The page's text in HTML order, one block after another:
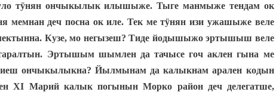
тӱнян ончыкылык илышыже. Тыге манмыже тендам ок
мемнан деч посна ок иле. Тек ме тӱнян изи ужашыже веле
Кузе, мо негызеш? Тиде йодышыжо эртышыш веле
Эртышым шымлен да тачысе гоч аклен гына ме
ончыкылыкна? Йылмынам да калыкнам арален кодын
XI Марий калык погынын Морко район деч делегатше,